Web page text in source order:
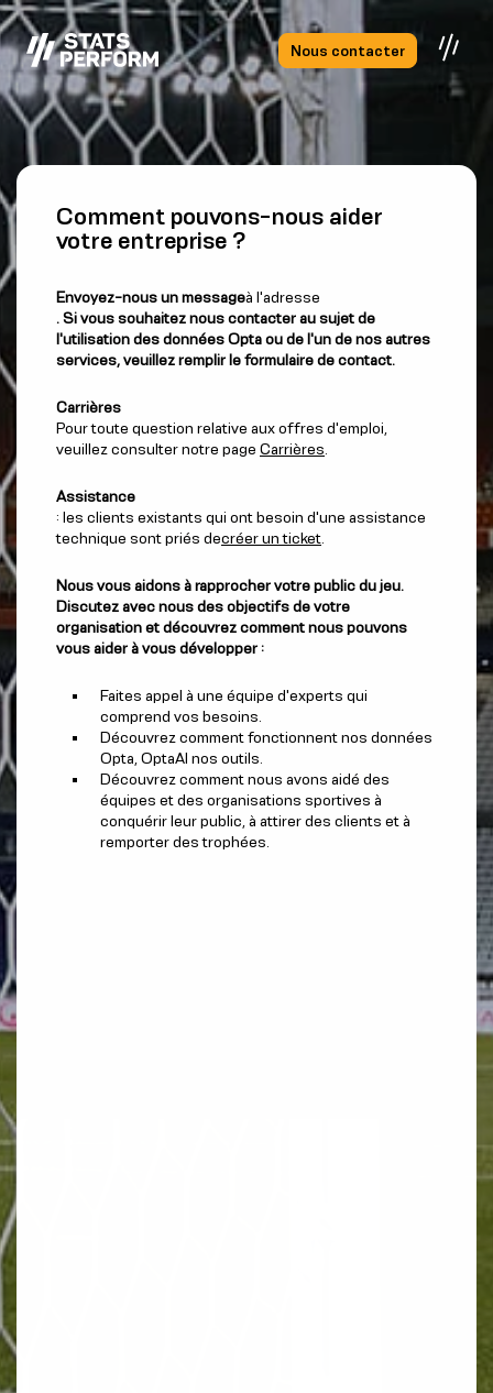
Passer au contenu principal
Nous contacter
Comment pouvons-nous aider
votre entreprise ?
Envoyez-nous un messageà l'adresse
. Si vous souhaitez nous contacter au sujet de
l'utilisation des données Opta ou de l'un de nos autres
services, veuillez remplir le formulaire de contact.
Carrières
Pour toute question relative aux offres d'emploi,
veuillez consulter notre page Carrières
Assistance
: les clients existants qui ont besoin d'une assistance
technique sont priés decréer un ticket
Nous vous aidons à rapprocher votre public du jeu.
Discutez avec nous des objectifs de votre
organisation et découvrez comment nous pouvons
vous aider à vous développer :
Faites appel à une équipe d'experts qui
comprend vos besoins.
Découvrez comment fonctionnent nos données
Opta, OptaAI nos outils.
Découvrez comment nous avons aidé des
équipes et des organisations sportives à
conquérir leur public, à attirer des clients et à
remporter des trophées.